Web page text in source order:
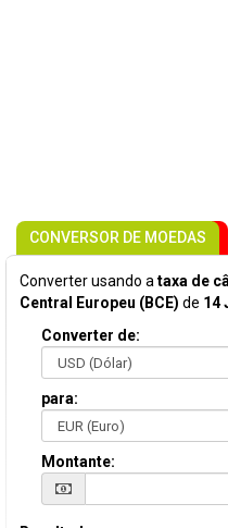
CONVERSOR DE MOEDAS
Converter usando a taxa de
Central Europeu (BCE) de 14
Converter de:
para:
Montante: